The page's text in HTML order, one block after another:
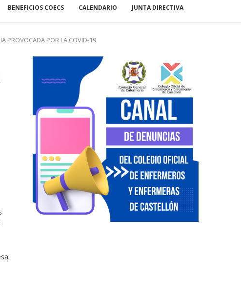
BENEFICIOS COECS CALENDARIO JUNTA DIRECTIVA
PROVOCADA POR LA COVID-19